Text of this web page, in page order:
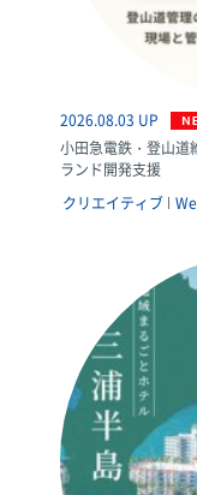
2026.08.03 UP
小田急電鉄・登山道
ランド開発支援
クリエイティブ